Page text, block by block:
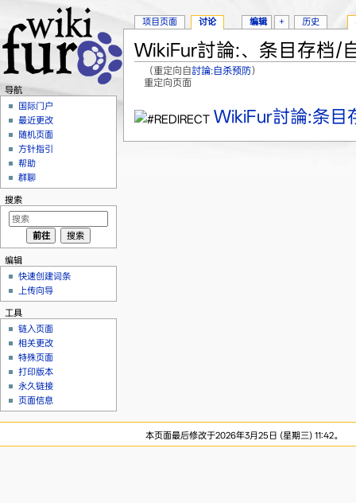
WikiFur討論:、条目存档/
（重定向自討論:自杀预防）
重定向页面
WikiFur討論:条目
项目页面 讨论 编辑 + 历史
导航
国际门户
最近更改
随机页面
方针指引
帮助
群聊
搜索
编辑
快速创建词条
上传向导
工具
链入页面
相关更改
特殊页面
打印版本
永久链接
页面信息
本页面最后修改于2026年3月25日 (星期三) 11:42。